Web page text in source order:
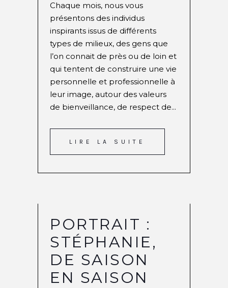
Chaque mois, nous vous
présentons des individus
inspirants issus de différents
types de milieux, des gens que
l’on connait de près ou de loin et
qui tentent de construire une vie
personnelle et professionnelle à
leur image, autour des valeurs
de bienveillance, de respect de...
LIRE LA SUITE
PORTRAIT :
STÉPHANIE,
DE SAISON
EN SAISON